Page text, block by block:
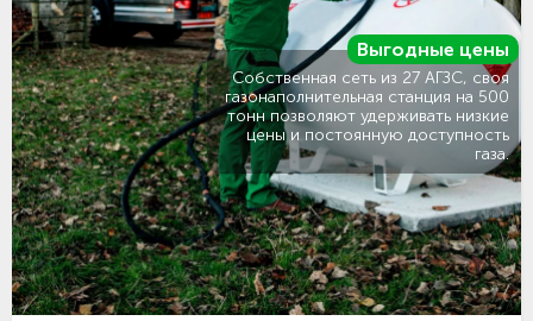
Выгодные цены
Собственная сеть из 27 АГЗС, своя
газонаполнительная станция на 500
тонн позволяют удерживать низкие
цены и постоянную доступность
газа.